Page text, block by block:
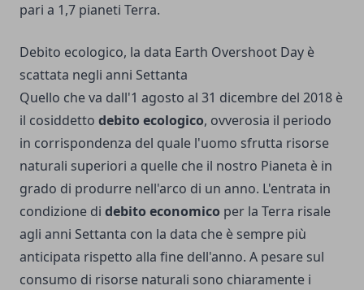
pari a 1,7 pianeti Terra.
Debito ecologico, la data Earth Overshoot Day è
scattata negli anni Settanta
Quello che va dall'1 agosto al 31 dicembre del 2018 è
il cosiddetto debito ecologico, ovverosia il periodo
in corrispondenza del quale l'uomo sfrutta risorse
naturali superiori a quelle che il nostro Pianeta è in
grado di produrre nell'arco di un anno. L'entrata in
condizione di debito economico per la Terra risale
agli anni Settanta con la data che è sempre più
anticipata rispetto alla fine dell'anno. A pesare sul
consumo di risorse naturali sono chiaramente i